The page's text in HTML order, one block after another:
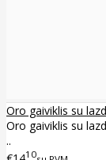
Oro gaiviklis su
Oro gaiviklis su
..
10